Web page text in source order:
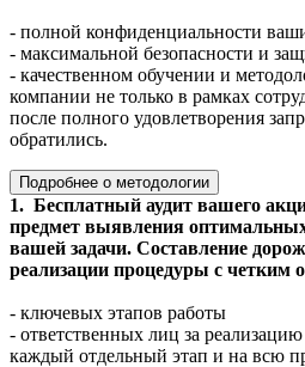
- полной конфиденциальности
- максимальной безопасности и
- качественном обучении и
компании не только в рамках
после полного удовлетворения
обратились.
Подробнее о методологии
1. Бесплатный аудит вашего
предмет выявления
вашей задачи. Составление
реализации процедуры с четким
- ключевых этапов работы
- ответственных лиц за
каждый отдельный этап и на всю